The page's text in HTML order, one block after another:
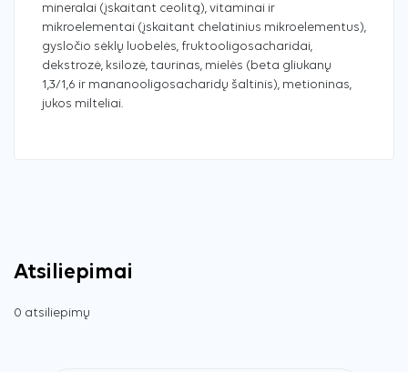
mineralai (įskaitant ceolitą), vitaminai ir
mikroelementai (įskaitant chelatinius mikroelementus),
gysločio sėklų luobelės, fruktooligosacharidai,
dekstrozė, ksilozė, taurinas, mielės (beta gliukanų
1,3/1,6 ir mananooligosacharidų šaltinis), metioninas,
jukos milteliai.
Atsiliepimai
0 atsiliepimų